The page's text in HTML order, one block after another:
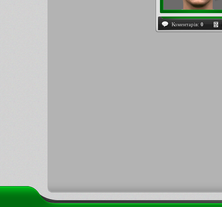
Коментарів: 0